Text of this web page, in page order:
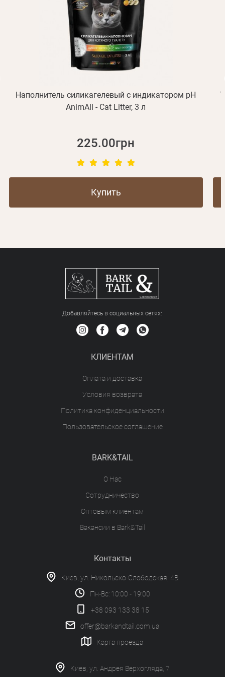
Наполнитель силикагелевый с индикатором pH
AnimAll - Cat Litter, 3 л
225.00грн
Купить
Добавляйтесь в социальных сетяx:
КЛИЕНТАМ
Оплата и доставка
Условия возврата
Политика конфиденциальности
Пользовательское соглашение
BARK&TAIL
О Нас
Сотрудничество
Оптовым клиентам
Вакансии в Bark&Tail
Контакты
Киев, ул. Никольско-Слободская, 4В
Пн-Вс: 10:00 - 19:00
+38 093 133 38 15
offer@barkandtail.com.ua
Карта проезда
Киев, ул. Андрея Верхогляда, 7
Отправить
Регистрация
или с помощью
Вспомнили пароль?
Не пришло письмо? Повторить отправку